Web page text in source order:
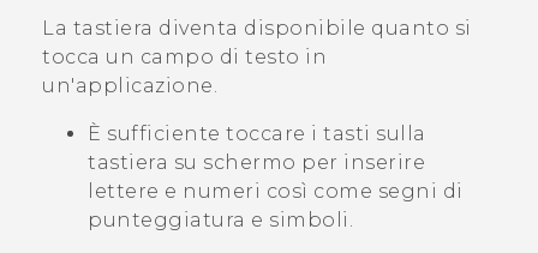
ASSISTENZA
La tastiera diventa disponibile quanto si
tocca un campo di testo in
un'applicazione.
È sufficiente toccare i tasti sulla
tastiera su schermo per inserire
lettere e numeri così come segni di
punteggiatura e simboli.